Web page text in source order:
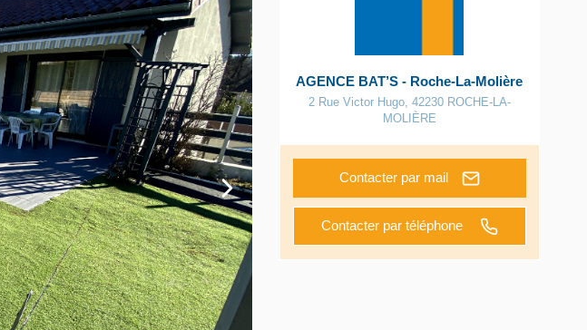
AGENCE BAT’S - Roche-La-Molière
2 Rue Victor Hugo, 42230 ROCHE-LA-
MOLIÈRE
Contacter par mail
Contacter par téléphone